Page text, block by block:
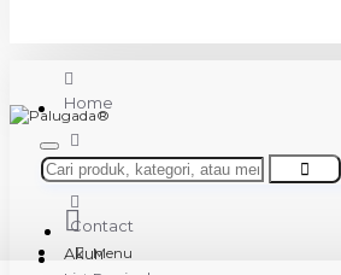
Home
About Us
Contact
AkunMenu